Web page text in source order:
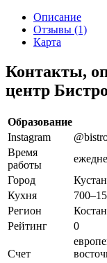
Описание
Отзывы (1)
Карта
Контакты,
центр Бистро
Образование
Instagram
Время
работы
Город
Кухня
Регион
Рейтинг
0
Счет